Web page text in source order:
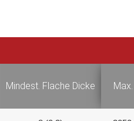
Mindest. Flache Dicke